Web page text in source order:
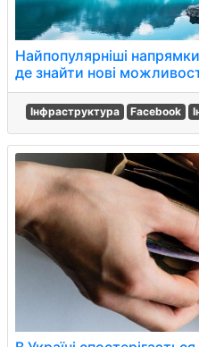
Найпопулярніші
де знайти нові
Інфраструктура Facebook